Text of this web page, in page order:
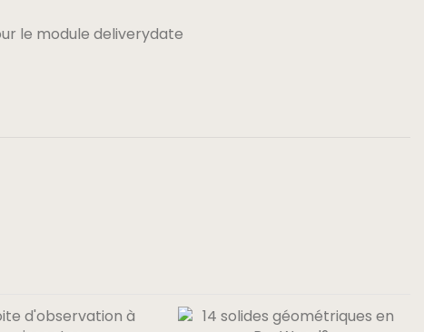
le module deliverydate